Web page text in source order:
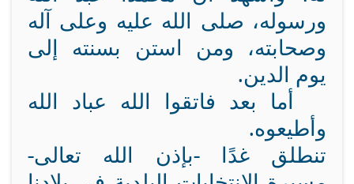
ورسوله، صلى الله عليه وعلى آله
وصحابته، ومن استن بسنته إلى
يوم الدين.
أما بعد فاتقوا الله عباد الله
وأطيعوه.
تنطلق غدًا -بإذن الله تعالى-